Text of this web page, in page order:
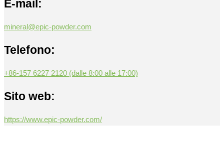
E-mail:
mineral@epic-powder.com
Telefono:
+86-157 6227 2120 (dalle 8:00 alle 17:00)
Sito web:
https://www.epic-powder.com/